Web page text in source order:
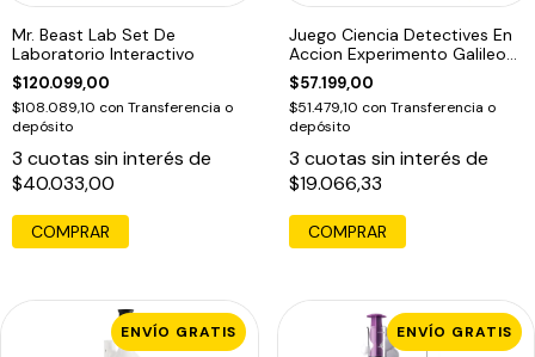
Mr. Beast Lab Set De
Laboratorio Interactivo
$120.099,00
$108.089,10 con Transferencia o
depósito
3 cuotas sin interés de
$40.033,00
COMPRAR
Juego Ciencia Detectives En
Accion Experimento Galileo
Edu
$57.199,00
$51.479,10 con Transferencia o
depósito
3 cuotas sin interés de
$19.066,33
ENVÍO GRATIS ENVÍO GRATIS